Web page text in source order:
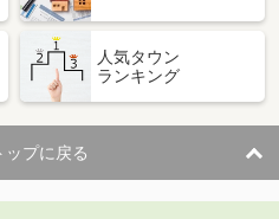
人気タウン
ランキング
ップに戻る